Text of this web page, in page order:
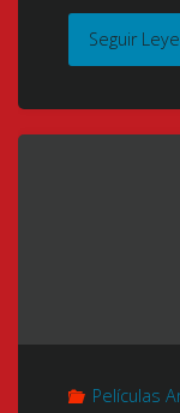
Seguir
Películas